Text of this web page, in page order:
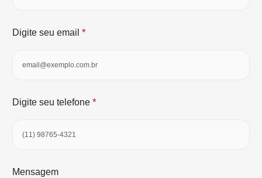
Digite seu email *
Digite seu telefone *
Mensagem